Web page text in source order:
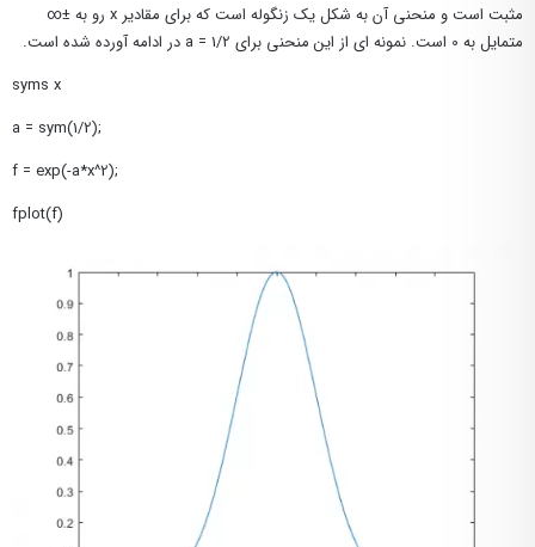
مثبت است و منحنی آن به شکل یک زنگوله است که برای مقادیر x رو به ±∞
متمایل به 0 است. نمونه ای از این منحنی برای a = 1/2 در ادامه آورده شده است.
syms x
a = sym(1/2);
f = exp(-a*x^2);
fplot(f)